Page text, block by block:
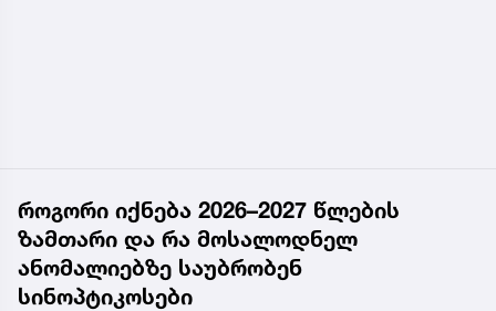
როგორი იქნება 2026–2027 წლების
ზამთარი და რა მოსალოდნელ
ანომალიებზე საუბრობენ
სინოპტიკოსები